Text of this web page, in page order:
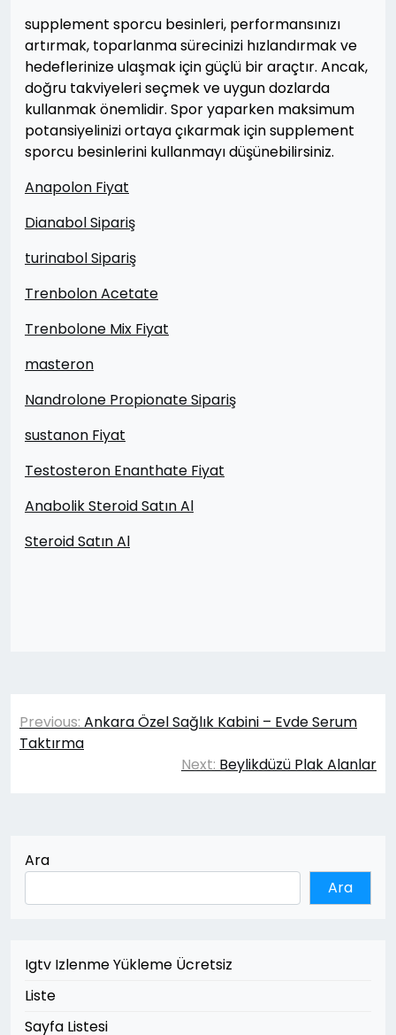
supplement sporcu besinleri, performansınızı
artırmak, toparlanma sürecinizi hızlandırmak ve
hedeflerinize ulaşmak için güçlü bir araçtır. Ancak,
doğru takviyeleri seçmek ve uygun dozlarda
kullanmak önemlidir. Spor yaparken maksimum
potansiyelinizi ortaya çıkarmak için supplement
sporcu besinlerini kullanmayı düşünebilirsiniz.
Anapolon Fiyat
Dianabol Sipariş
turinabol Sipariş
Trenbolon Acetate
Trenbolone Mix Fiyat
masteron
Nandrolone Propionate Sipariş
sustanon Fiyat
Testosteron Enanthate Fiyat
Anabolik Steroid Satın Al
Steroid Satın Al
Yazı
gezinmesi
Previous: Ankara Özel Sağlık Kabini – Evde Serum
Taktırma
Next: Beylikdüzü Plak Alanlar
Ara
Ara
Igtv Izlenme Yükleme Ücretsiz
Liste
Sayfa Listesi